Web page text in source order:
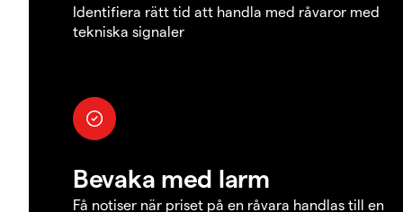
Identifiera rätt tid att handla med råvaror med
tekniska signaler
Bevaka med larm
Få notiser när priset på en råvara handlas till en